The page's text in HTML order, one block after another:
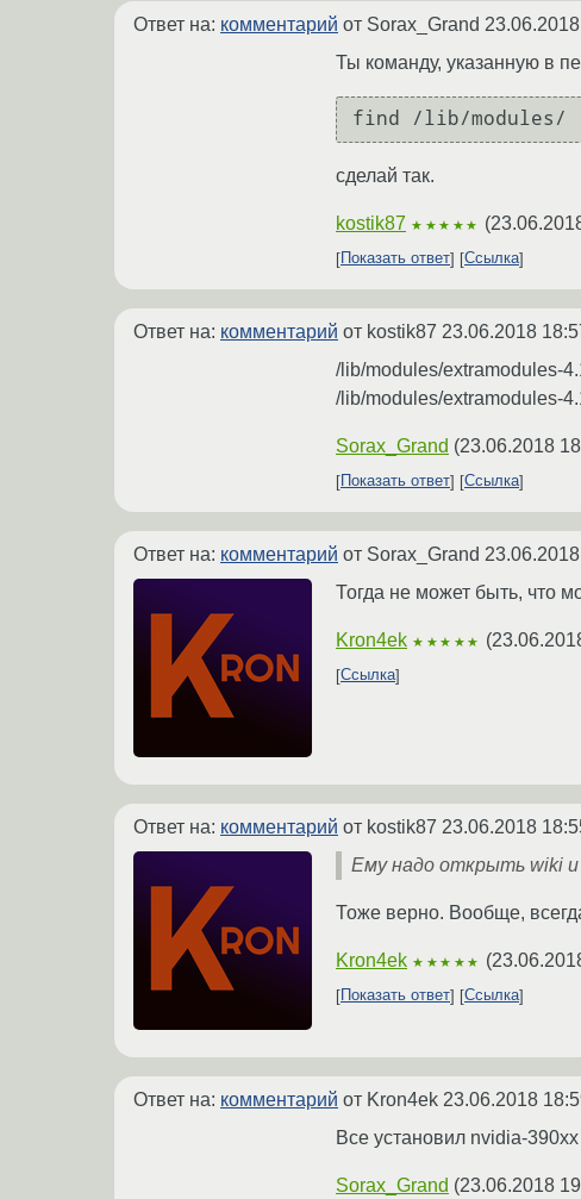
Ответ на: комментарий от Sorax_Grand
Ты команду, указанную в
сделай так.
kostik87 ★★★★★ (
Показать ответ Ссылка
Ответ на: комментарий от kostik87 23.06.2018
/lib/modules/extramodules-
/lib/modules/extramodules-
Sorax_Grand (23.06.2018
Показать ответ
Ссылка
Ответ на: комментарий от Sorax_Grand
Тогда не может быть, что
Kron4ek ★★★★★ (
Ссылка
Ответ на: комментарий от kostik87 23.06.2018
Ему надо открыть wiki
Тоже верно. Вообще,
Kron4ek ★★★★★ (
Показать ответ Ссылка
Ответ на: комментарий от Kron4ek 23.06.2018
Все установил nvidia-
Sorax_Grand (23.06.2018